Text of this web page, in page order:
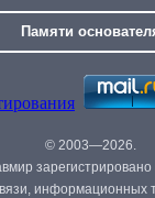
Памяти
© 2003—2026.
информационных